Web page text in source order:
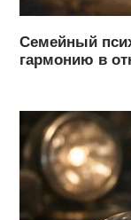
Семейный
гармонию в